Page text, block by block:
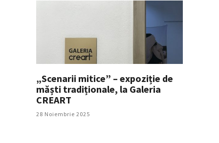
„Scenarii mitice” – expoziție de
măști tradiționale, la Galeria
CREART
28 Noiembrie 2025